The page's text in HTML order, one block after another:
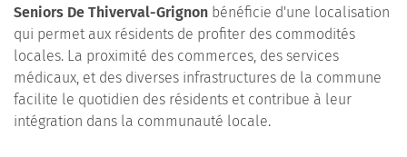
Seniors De Thiverval-Grignon bénéficie d'une localisation
qui permet aux résidents de profiter des commodités
locales. La proximité des commerces, des services
médicaux, et des diverses infrastructures de la commune
facilite le quotidien des résidents et contribue à leur
intégration dans la communauté locale.